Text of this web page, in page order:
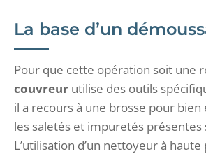
La base d’un
Pour que cette opération soit une
couvreur utilise des outils
il a recours à une brosse pour
les saletés et impuretés présentes
L’utilisation d’un nettoyeur à